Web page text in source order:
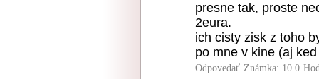
presne tak, proste
2eura.
ich cisty zisk z toho
po mne v kine (aj
Odpovedať Známka: 10.0